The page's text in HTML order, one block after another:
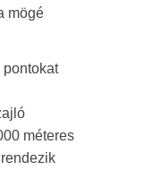
mögé
pontokat
méteres